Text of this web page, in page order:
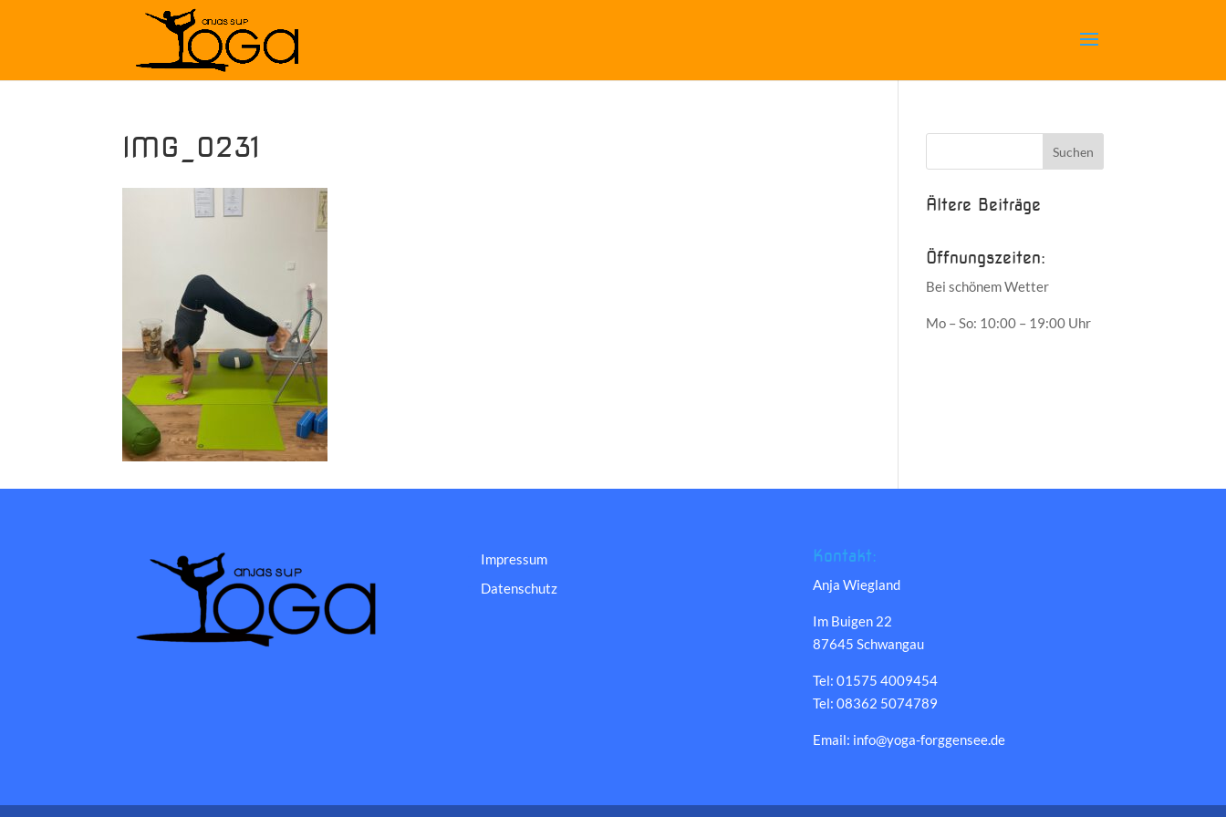
IMG_0231
Ältere Beiträge
Öffnungszeiten:
Bei schönem Wetter
Mo – So: 10:00 – 19:00 Uhr
Impressum
Datenschutz
Kontakt:
Anja Wiegland
Im Buigen 22
87645 Schwangau
Tel: 01575 4009454
Tel: 08362 5074789
Email: info@yoga-forggensee.de